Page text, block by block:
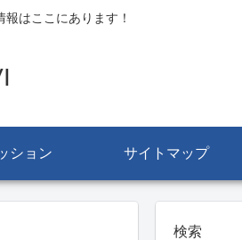
はここにあります！
ション サイトマップ
検索